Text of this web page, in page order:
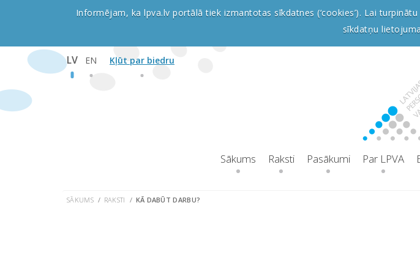
Informējam, ka lpva.lv portālā tiek izmantotas sīkdatnes (‘cookies’). Lai
sīkdatņu
LV EN Kļūt par biedru
Sākums Raksti Pasākumi Par LPVA
SĀKUMS RAKSTI KĀ DABŪT DARBU?